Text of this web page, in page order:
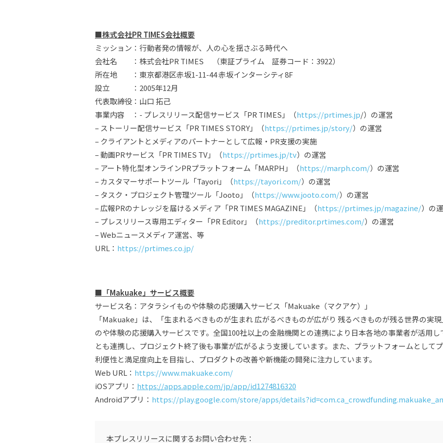
■株式会社PR TIMES会社概要
ミッション：行動者発の情報が、人の心を揺さぶる時代へ
会社名 ：株式会社PR TIMES （東証プライム 証券コード：3922）
所在地 ：東京都港区赤坂1-11-44 赤坂インターシティ8F
設立 ：2005年12月
代表取締役：山口 拓己
事業内容 ：- プレスリリース配信サービス「PR TIMES」（https://prtimes.jp/）の運営
– ストーリー配信サービス「PR TIMES STORY」（https://prtimes.jp/story/）の運営
– クライアントとメディアのパートナーとして広報・PR支援の実施
– 動画PRサービス「PR TIMES TV」（https://prtimes.jp/tv）の運営
– アート特化型オンラインPRプラットフォーム「MARPH」（https://marph.com/）の運営
– カスタマーサポートツール「Tayori」（https://tayori.com/）の運営
– タスク・プロジェクト管理ツール「Jooto」（https://www.jooto.com/）の運営
– 広報PRのナレッジを届けるメディア「PR TIMES MAGAZINE」（https://prtimes.jp/magazine/）の
– プレスリリース専用エディター「PR Editor」（https://preditor.prtimes.com/）の運営
– Webニュースメディア運営、等
URL： https://prtimes.co.jp/
■「Makuake」 サービス概要
サービス名：アタラシイものや体験の応援購入サービス「Makuake（マクアケ）」
「Makuake」は、「生まれるべきものが生まれ 広がるべきものが広がり 残るべきものが残る世界の実
のや体験の応援購入サービスです。全国100社以上の金融機関との連携により日本各地の事業者が活用
とも連携し、プロジェクト終了後も事業が広がるよう支援しています。また、プラットフォームとして
利便性と満足度向上を目指し、プロダクトの改善や新機能の開発に注力しています。
Web URL： https://www.makuake.com/
iOSアプリ： https://apps.apple.com/jp/app/id1274816320
Androidアプリ： https://play.google.com/store/apps/
本プレスリリースに関するお問い合わせ先：